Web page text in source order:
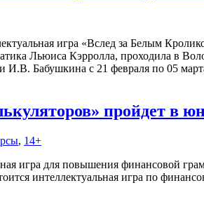
игра «Вслед за Белым
Льюиса Кэрролла, проходила в
И.В. Бабушкина с 21 февраля по 05
пройдет в
, 14+
интеллектуальная игра по